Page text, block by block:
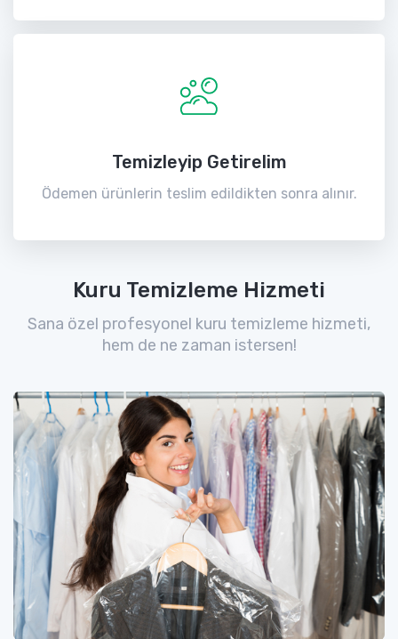
Temizleyip Getirelim
Ödemen ürünlerin teslim edildikten sonra alınır.
Kuru Temizleme Hizmeti
Sana özel profesyonel kuru temizleme hizmeti,
hem de ne zaman istersen!